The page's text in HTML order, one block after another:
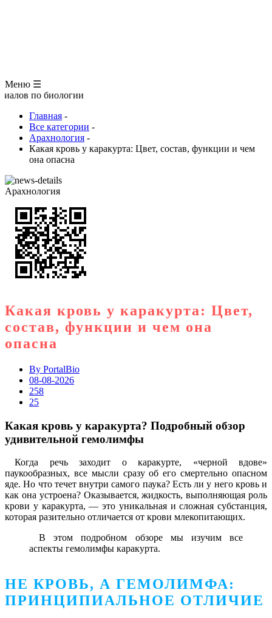
Меню ☰
биологии
Главная -
Все категории -
Арахнология -
Какая кровь у каракурта: Цвет, состав, функции и чем
она опасна
Арахнология
Какая кровь у каракурта: Цвет,
состав, функции и чем она
опасна
By PortalBio
08-08-2026
258
25
Какая кровь у каракурта? Подробный обзор
удивительной гемолимфы
Когда речь заходит о каракурте, «черной вдове»
паукообразных, все мысли сразу об его смертельно опасном
яде. Но что течет внутри самого паука? Есть ли у него кровь и
как она устроена? Оказывается, жидкость, выполняющая роль
крови у каракурта, — это уникальная и сложная субстанция,
которая разительно отличается от крови млекопитающих.
В этом подробном обзоре мы изучим все
аспекты гемолимфы каракурта.
НЕ КРОВЬ, А ГЕМОЛИМФА:
ПРИНЦИПИАЛЬНОЕ ОТЛИЧИЕ